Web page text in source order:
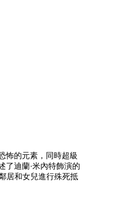
怖的元素，同時超級
了迪蘭·米內特飾演的
居和女兒進行殊死抵